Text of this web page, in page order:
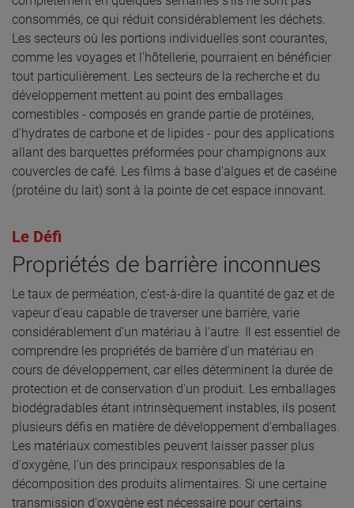
consommés, ce qui réduit considérablement les déchets.
Les secteurs où les portions individuelles sont courantes,
comme les voyages et l'hôtellerie, pourraient en bénéficier
tout particulièrement. Les secteurs de la recherche et du
développement mettent au point des emballages
comestibles - composés en grande partie de protéines,
d'hydrates de carbone et de lipides - pour des applications
allant des barquettes préformées pour champignons aux
couvercles de café. Les films à base d'algues et de caséine
(protéine du lait) sont à la pointe de cet espace innovant.
Le Défi
Propriétés de barrière inconnues
Le taux de perméation, c'est-à-dire la quantité de gaz et de
vapeur d'eau capable de traverser une barrière, varie
considérablement d'un matériau à l'autre. Il est essentiel de
comprendre les propriétés de barrière d'un matériau en
cours de développement, car elles déterminent la durée de
protection et de conservation d'un produit. Les emballages
biodégradables étant intrinsèquement instables, ils posent
plusieurs défis en matière de développement d'emballages.
Les matériaux comestibles peuvent laisser passer plus
d'oxygène, l'un des principaux responsables de la
décomposition des produits alimentaires. Si une certaine
transmission d'oxygène est nécessaire pour certains